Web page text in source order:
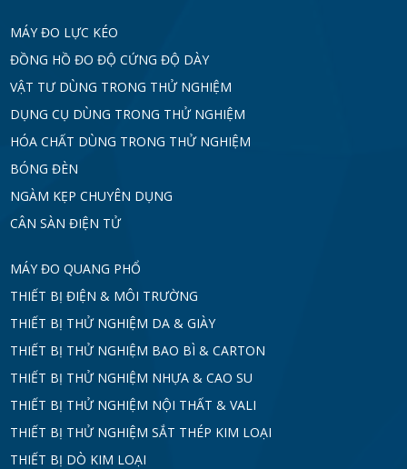
MÁY ĐO LỰC KÉO
ĐỒNG HỒ ĐO ĐỘ CỨNG ĐỘ DÀY
VẬT TƯ DÙNG TRONG THỬ NGHIỆM
DỤNG CỤ DÙNG TRONG THỬ NGHIỆM
HÓA CHẤT DÙNG TRONG THỬ NGHIỆM
BÓNG ĐÈN
NGÀM KẸP CHUYÊN DỤNG
CÂN SÀN ĐIỆN TỬ
MÁY ĐO QUANG PHỔ
THIẾT BỊ ĐIỆN & MÔI TRƯỜNG
THIẾT BỊ THỬ NGHIỆM DA & GIÀY
THIẾT BỊ THỬ NGHIỆM BAO BÌ & CARTON
THIẾT BỊ THỬ NGHIỆM NHỰA & CAO SU
THIẾT BỊ THỬ NGHIỆM NỘI THẤT & VALI
THIẾT BỊ THỬ NGHIỆM SẮT THÉP KIM LOẠI
THIẾT BỊ DÒ KIM LOẠI